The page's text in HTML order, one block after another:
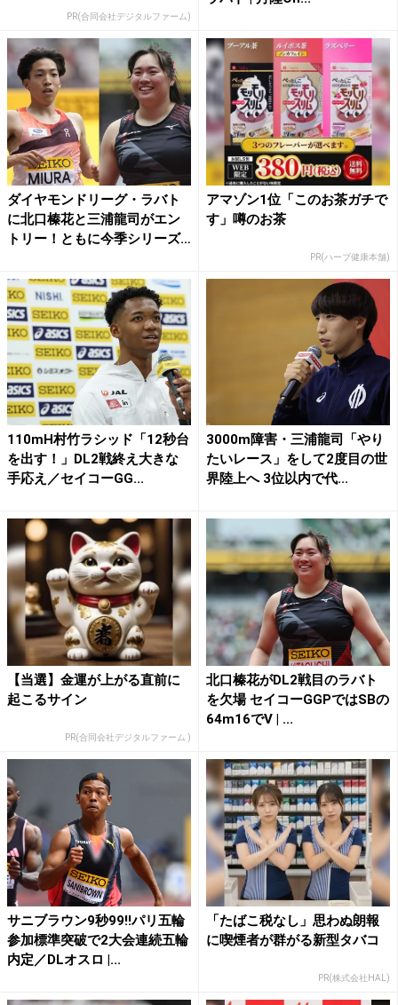
PR(合同会社デジタルファーム)
ダイヤモンドリーグ・ラバト
に北口榛花と三浦龍司がエン
トリー！ともに今季シリーズ
アマゾン1位「このお茶ガチで
す」噂のお茶
PR(ハーブ健康本舗)
110mH村竹ラシッド「12秒台
を出す！」DL2戦終え大きな
手応え／セイコーGG...
3000m障害・三浦龍司「やり
たいレース」をして2度目の世
界陸上へ 3位以内で代...
【当選】金運が上がる直前に
起こるサイン
PR(合同会社デジタルファーム )
北口榛花がDL2戦目のラバト
を欠場 セイコーGGPではSBの
64m16でV | ...
サニブラウン9秒99!!パリ五輪
参加標準突破で2大会連続五輪
内定／DLオスロ |...
「たばこ税なし」思わぬ朗報
に喫煙者が群がる新型タバコ
PR(株式会社HAL)